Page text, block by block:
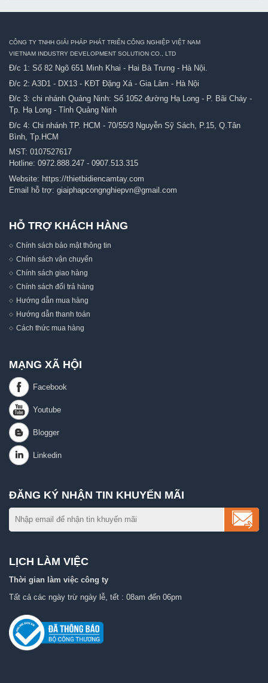
CÔNG TY TNHH GIẢI PHÁP PHÁT TRIỂN CÔNG NGHIỆP VIỆT NAM
VIETNAM INDUSTRY DEVELOPMENT SOLUTION CO., LTD
Đ/c 1: Số 82 Ngõ 651 Minh Khai - Hai Bà Trưng - Hà Nội.
Đ/c 2: A3D1 - DX13 - KĐT Đặng Xá - Gia Lâm - Hà Nội
Đ/c 3: chi nhánh Quảng Ninh: Số 1052 đường Hạ Long - P. Bãi Cháy -
Tp. Hạ Long - Tỉnh Quảng Ninh
Đ/c 4: Chi nhánh TP. HCM - 70/55/3 Nguyễn Sỹ Sách, P.15, Q.Tân
Bình, Tp.HCM
MST: 0107527617
Hotline: 0972.888.247 - 0907.513.315
Website: https://thietbidiencamtay.com
Email hỗ trợ: giaiphapcongnghiepvn@gmail.com
HỖ TRỢ KHÁCH HÀNG
Chính sách bảo mật thông tin
Chính sách vận chuyển
Chính sách giao hàng
Chính sách đổi trả hàng
Hướng dẫn mua hàng
Hướng dẫn thanh toán
Cách thức mua hàng
MẠNG XÃ HỘI
ĐĂNG KÝ NHẬN TIN KHUYẾN MÃI
LỊCH LÀM VIỆC
Thời gian làm việc công ty
Tất cả các ngày trừ ngày lễ, tết : 08am đến 06pm